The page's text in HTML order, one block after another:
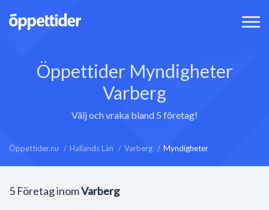
Öppettider Myndigheter
Varberg
Välj och vraka bland 5 företag!
Öppettider.nu Hallands Län Varberg Myndigheter
5 Företag inomVarberg